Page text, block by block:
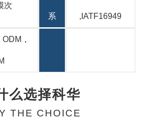
次
系 ,IATF16949
，
么选择科华
THE CHOICE